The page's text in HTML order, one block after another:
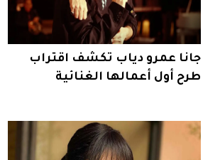
جانا عمرو دياب تكشف اقتراب
طرح أول أعمالها الغنائية